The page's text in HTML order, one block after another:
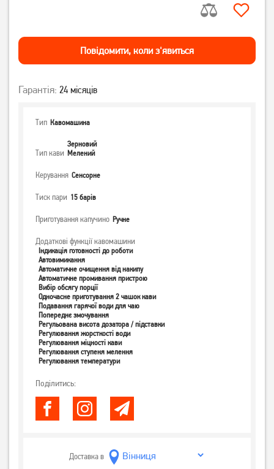
Повiдомити, коли з'явиться
Гарантія: 24 місяців
Тип Кавомашина
Тип кави
Зерновий
Мелений
Керування Сенсорне
Тиск пари 15 барів
Приготування капучино Ручне
Додаткові функції кавомашини
Індикація готовності до роботи
Автовимикання
Автоматичне очищення від накипу
Автоматичне промивання пристрою
Вибір обсягу порції
Одночасне приготування 2 чашок кави
Подавання гарячої води для чаю
Попереднє змочування
Регульована висота дозатора / підставки
Регулювання жорсткості води
Регулювання міцності кави
Регулювання ступеня мелення
Регулювання температури
Поділитись:
Доставка в